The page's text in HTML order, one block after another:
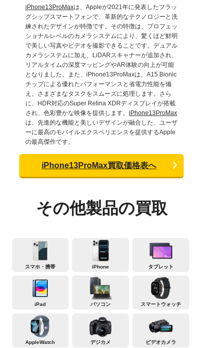
iPhone13ProMaxは、Appleが2021年に発表したフラッ
グシップスマートフォンで、革新的なテクノロジーと洗
練されたデザインが特徴です。その特徴は、プロフェッ
ショナルレベルのカメラシステムにより、驚くほど鮮明
で美しい写真やビデオを撮影できることです。デュアル
カメラシステムに加え、LiDARスキャナーが追加され、
リアルタイムの深度マッピングやAR体験の向上が可能
となりました。また、iPhone13ProMaxは、A15 Bionic
チップによる優れたパフォーマンスと省電力性能を備
え、さまざまなタスクをスムーズに処理します。さら
に、HDR対応のSuper Retina XDRディスプレイが搭載
され、色彩豊かな映像を提供します。 iPhone13ProMax
は、先進的な機能と美しいデザインが融合した、ユーザ
ーに最高のモバイルエクスペリエンスを提供するApple
の最高傑作です。
iPhone13ProMax買取価格表へ
その他製品の買取
スマホ・携帯 iPhone タブレット
iPad パソコン スマートウォッチ
AppleWatch デジカメ ビデオカメラ